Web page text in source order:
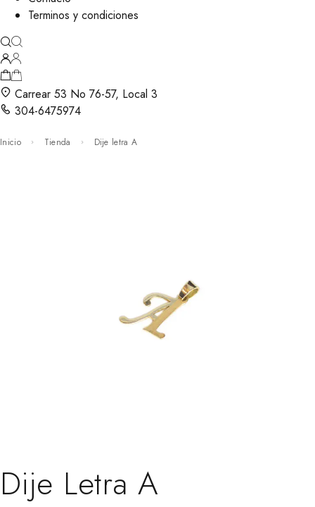
Terminos y condiciones
Carrear 53 No 76-57, Local 3
304-6475974
Inicio Tienda Dije letra A
Dije Letra A